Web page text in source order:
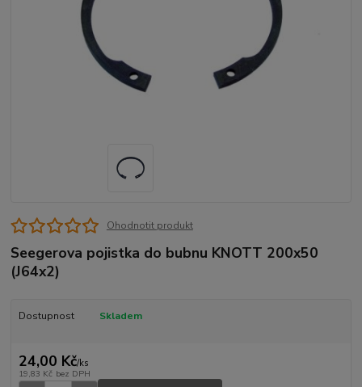
Ohodnotit produkt
Seegerova pojistka do bubnu KNOTT 200x50
(J64x2)
Dostupnost Skladem
24,00 Kč/ks
19,83 Kč bez DPH